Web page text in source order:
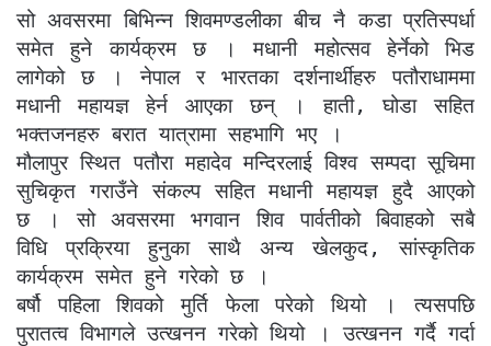
सो अवसरमा बिभिन्न शिवमण्डलीका बीच नै कडा प्रतिस्पर्धा
समेत हुने कार्यक्रम छ । मधानी महोत्सव हेर्नेको भिड
लागेको छ । नेपाल र भारतका दर्शनार्थीहरु पतौराधाममा
मधानी महायज्ञ हेर्न आएका छन् । हाती, घोडा सहित
भक्तजनहरु बरात यात्रामा सहभागि भए ।
मौलापुर स्थित पतौरा महादेव मन्दिरलाई विश्व सम्पदा सूचिमा
सुचिकृत गराउँने संकल्प सहित मधानी महायज्ञ हुदै आएको
छ । सो अवसरमा भगवान शिव पार्वतीको बिवाहको सबै
विधि प्रक्रिया हुनुका साथै अन्य खेलकुद, सांस्कृतिक
कार्यक्रम समेत हुने गरेको छ ।
बर्षौ पहिला शिवको मुर्ति फेला परेको थियो । त्यसपछि
पुरातत्व विभागले उत्खनन गरेको थियो । उत्खनन गर्दै गर्दा